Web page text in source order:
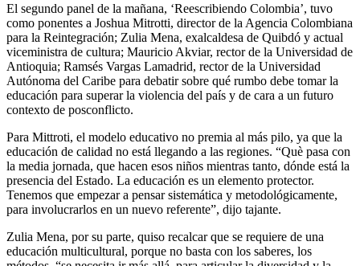
El segundo panel de la mañana, ‘Reescribiendo Colombia’, tuvo
como ponentes a Joshua Mitrotti, director de la Agencia Colombiana
para la Reintegración; Zulia Mena, exalcaldesa de Quibdó y actual
viceministra de cultura; Mauricio Akviar, rector de la Universidad de
Antioquia; Ramsés Vargas Lamadrid, rector de la Universidad
Autónoma del Caribe para debatir sobre qué rumbo debe tomar la
educación para superar la violencia del país y de cara a un futuro
contexto de posconflicto.
Para Mittroti, el modelo educativo no premia al más pilo, ya que la
educación de calidad no está llegando a las regiones. “Què pasa con
la media jornada, que hacen esos niños mientras tanto, dónde está la
presencia del Estado. La educación es un elemento protector.
Tenemos que empezar a pensar sistemática y metodológicamente,
para involucrarlos en un nuevo referente”, dijo tajante.
Zulia Mena, por su parte, quiso recalcar que se requiere de una
educación multicultural, porque no basta con los saberes, los